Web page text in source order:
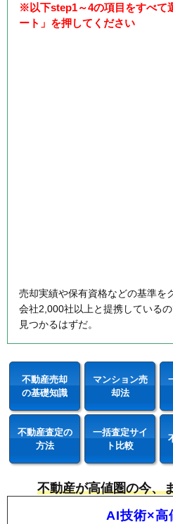
※以下step1～4の項目をすべて
ート」を押してください
売却実績や保有資格などの基準を
会社2,000社以上と提携している
見つかるはずだ。
不動産売却
の基礎知識
マンション売
却法
不動産査定の
方法
一括査定サイ
ト比較
不動産が高値圏の今、
AI技術×高